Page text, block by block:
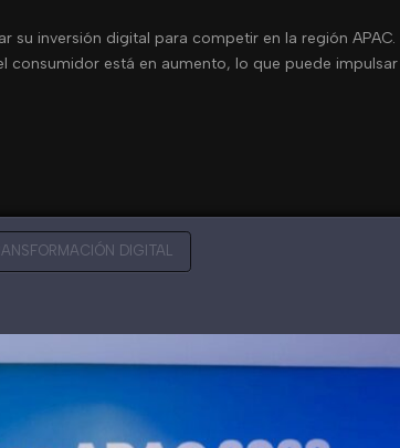
su inversión digital para competir en la región APAC.
consumidor está en aumento, lo que puede impulsar
DIGITAL